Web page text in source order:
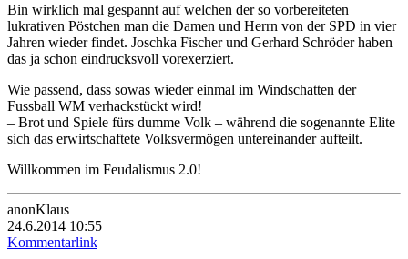
Bin wirklich mal gespannt auf welchen der so vorbereiteten
lukrativen Pöstchen man die Damen und Herrn von der SPD in vier
Jahren wieder findet. Joschka Fischer und Gerhard Schröder haben
das ja schon eindrucksvoll vorexerziert.
Wie passend, dass sowas wieder einmal im Windschatten der
Fussball WM verhackstückt wird!
– Brot und Spiele fürs dumme Volk – während die sogenannte Elite
sich das erwirtschaftete Volksvermögen untereinander aufteilt.
Willkommen im Feudalismus 2.0!
anonKlaus
24.6.2014 10:55
Kommentarlink